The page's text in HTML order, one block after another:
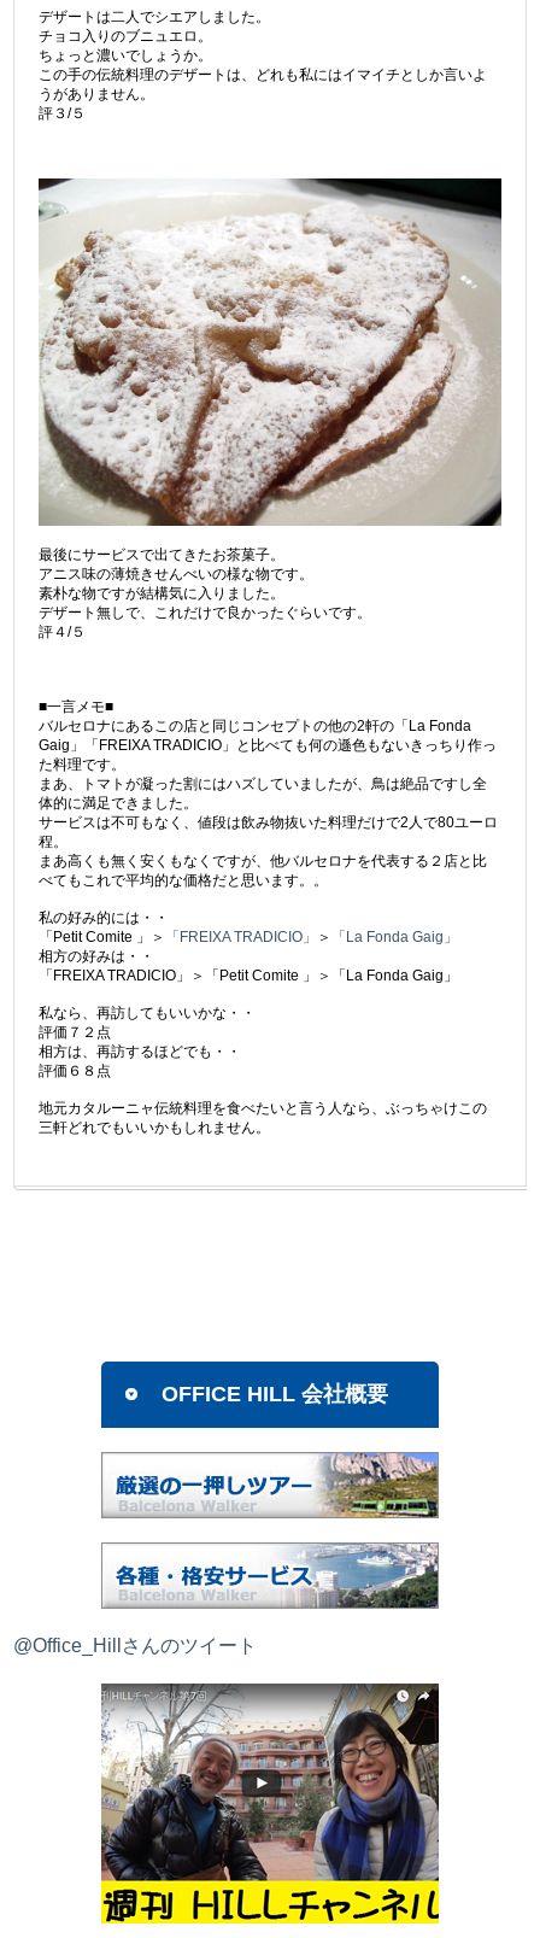
デザートは二人でシエアしました。
チョコ入りのブニュエロ。
ちょっと濃いでしょうか。
この手の伝統料理のデザートは、どれも私にはイマイチとしか言いよ
うがありません。
評３/５
最後にサービスで出てきたお茶菓子。
アニス味の薄焼きせんべいの様な物です。
素朴な物ですが結構気に入りました。
デザート無しで、これだけで良かったぐらいです。
評４/５
■一言メモ■
バルセロナにあるこの店と同じコンセプトの他の2軒の「La Fonda
Gaig」「FREIXA TRADICIO」と比べても何の遜色もないきっちり作っ
た料理です。
まあ、トマトが凝った割にはハズしていましたが、鳥は絶品ですし全
体的に満足できました。
サービスは不可もなく、値段は飲み物抜いた料理だけで2人で80ユーロ
程。
まあ高くも無く安くもなくですが、他バルセロナを代表する２店と比
べてもこれで平均的な価格だと思います。。
私の好み的には・・
「Petit Comite 」＞
「FREIXA TRADICIO」 ＞
「La Fonda Gaig」
相方の好みは・・
「FREIXA TRADICIO」＞「Petit Comite 」＞「La Fonda Gaig」
私なら、再訪してもいいかな・・
評価７２点
相方は、再訪するほどでも・・
評価６８点
地元カタルーニャ伝統料理を食べたいと言う人なら、ぶっちゃけこの
三軒どれでもいいかもしれません。
OFFICE HILL 会社概要
@Office_Hillさんのツイート